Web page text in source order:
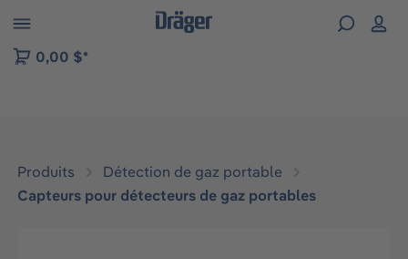
to B2B platform navigation
0,00 $*
Produits
Détection de gaz portable
Capteurs pour détecteurs de gaz portables